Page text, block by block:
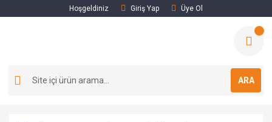
Hoşgeldiniz Giriş Yap Üye Ol
ARA